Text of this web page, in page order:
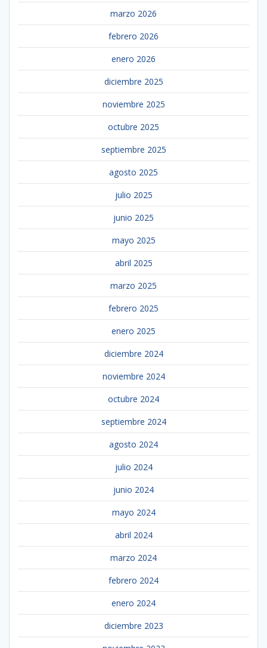
marzo 2026
febrero 2026
enero 2026
diciembre 2025
noviembre 2025
octubre 2025
septiembre 2025
agosto 2025
julio 2025
junio 2025
mayo 2025
abril 2025
marzo 2025
febrero 2025
enero 2025
diciembre 2024
noviembre 2024
octubre 2024
septiembre 2024
agosto 2024
julio 2024
junio 2024
mayo 2024
abril 2024
marzo 2024
febrero 2024
enero 2024
diciembre 2023